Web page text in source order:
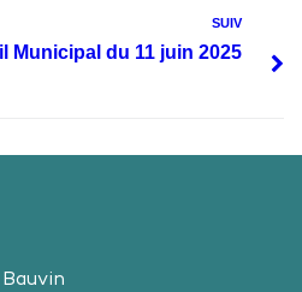
SUIV
Municipal du 11 juin 2025